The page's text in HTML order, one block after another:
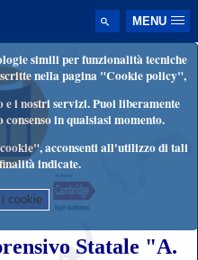
MENU
simili per funzionalità tecniche
nella pagina "Cookie policy",
i nostri servizi. Puoi liberamente
in qualsiasi momento.
acconsenti all'utilizzo di tali
indicate.
cookie
Statale "A.